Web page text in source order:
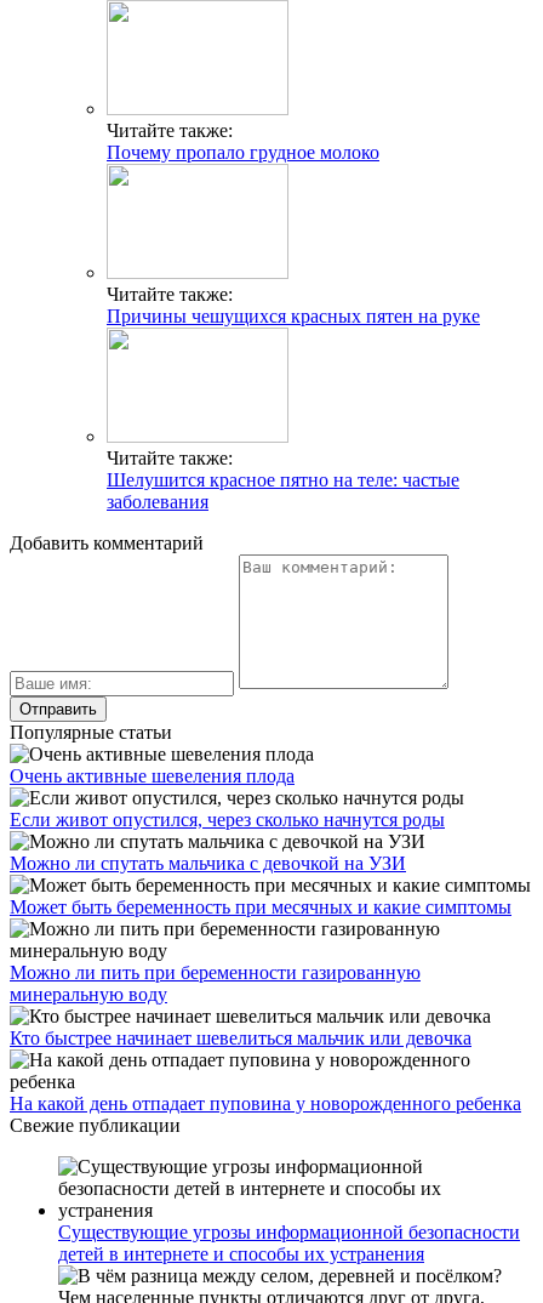
Читайте также:
Почему пропало грудное молоко
Читайте также:
Причины чешущихся красных пятен на руке
Читайте также:
Шелушится красное пятно на теле: частые
заболевания
Добавить комментарий
Популярные статьи
Очень активные шевеления плода
Если живот опустился, через сколько начнутся роды
Можно ли спутать мальчика с девочкой на УЗИ
Может быть беременность при месячных и какие симптомы
Можно ли пить при беременности газированную
минеральную воду
Кто быстрее начинает шевелиться мальчик или девочка
На какой день отпадает пуповина у новорожденного ребенка
Свежие публикации
Существующие угрозы информационной безопасности
детей в интернете и способы их устранения